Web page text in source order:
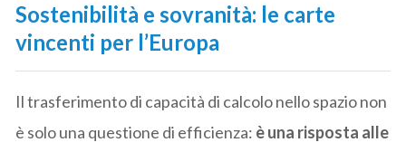
Sostenibilità e sovranità: le carte
vincenti per l’Europa
Il trasferimento di capacità di calcolo nello spazio non
è solo una questione di efficienza: è una risposta alle